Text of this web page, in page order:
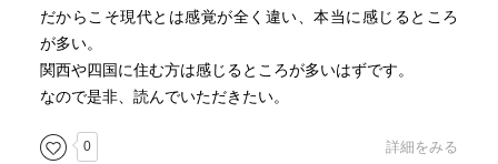
だからこそ現代とは感覚が全く違い、本当に感じるところ
が多い。
関西や四国に住む方は感じるところが多いはずです。
なので是非、読んでいただきたい。
0 詳細をみる